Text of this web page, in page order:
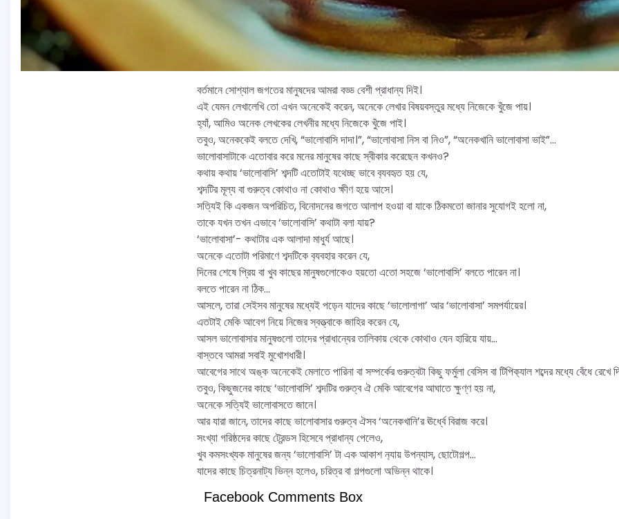
বর্তমানে সোশ্যাল জগতের মানুষদের আমরা বড্ড বেশী প্রাধান্য দিই।
এই যেমন লেখালেখি তো এখন অনেকেই করেন, অনেকে লেখার বিষয়বস্তুর মধ্যে নিজেকে খুঁজে পায়।
হ‍্যাঁ, আমিও অনেক লেখকের লেখনীর মধ্যে নিজেকে খুঁজে পাই।
তবুও, অনেককেই বলতে দেখি, “ভালোবাসি দাদা।”, “ভালোবাসা নিস বা নিও”, “অনেকখানি ভালোবাসা ভাই”…
ভালোবাসাটাকে এতোবার করে মনের মানুষের কাছে স্বীকার করেছেন কখনও?
কথায় কথায় ‘ভালোবাসি’ শব্দটি এতোটাই যথেচ্ছ ভাবে ব‍্যবহৃত হয় যে,
শব্দটির মূল্য বা গুরুত্ব কোথাও না কোথাও ক্ষীণ হয়ে আসে।
সত্যিই কি একজন অপরিচিত, বিনোদনের জগতে আলাপ হওয়া বা যাকে ঠিকমতো জানার সুযোগই হলো না,
তাকে যখন তখন এভাবে ‘ভালোবাসি’ কথাটা বলা যায়?
‘ভালোবাসা’- কথাটার এক আলাদা মাধুর্য আছে।
অনেকে এতোটা পরিমাণে শব্দটিকে ব‍্যবহার করেন যে,
দিনের শেষে প্রিয় বা খুব কাছের মানুষগুলোকেও হয়তো এতো সহজে ‘ভালোবাসি’ বলতে পারেন না।
বলতে পারেন না ঠিক…
আসলে, তারা সেইসব মানুষের মধ্যেই পড়েন যাদের কাছে ‘ভালোলাগা’ আর ‘ভালোবাসা’ সমপর্যায়ের।
এতটাই মেকি আবেগ নিয়ে নিজের স্বত্ত্বাকে জাহির করেন যে,
আসল ভালোবাসার মানুষগুলো তাদের প্রাধান্যের তালিকায় থেকে কোথাও যেন হারিয়ে যায়…
বাস্তবে আমরা সবাই মুখোশধারী।
আবেগের সাথে অঙ্ক অনেকেই মেলাতে পারিনা বা সম্পর্কের গুরুত্বটা কিছু ফর্মুলা বেসিস বা টিপিক‍্যাল শব্দের মধ্যে বেঁধে রেখে
তবুও, কিছুজনের কাছে ‘ভালোবাসি’ শব্দটির গুরুত্ব ঐ মেকি আবেগের আঘাতে ক্ষুণ্ণ হয় না,
অনেকে সত্যিই ভালোবাসতে জানে।
আর যারা জানে, তাদের কাছে ভালোবাসার গুরুত্ব ঐসব ‘অনেকখানি’র ঊর্ধ্বে বিরাজ করে।
সংখ্যা গরিষ্ঠদের কাছে ট্রেন্ডস হিসেবে প্রাধান্য পেলেও,
খুব কমসংখ্যক মানুষের জন্য ‘ভালোবাসি’ টা এক আকাশ ন‍্যায় উপন্যাস, ছোটোগল্প…
যাদের কাছে চিত্রনাট্য ভিন্ন হলেও, চরিত্র বা গল্পগুলো অভিন্ন থাকে।
Facebook Comments Box